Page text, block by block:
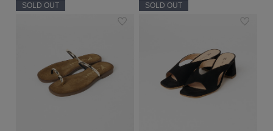
SOLD OUT SOLD OUT